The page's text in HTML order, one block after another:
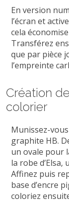
En version
l’écran et
cela
Transférez
que par pièce
l’empreinte
Création
colorier
Munissez-
graphite HB.
un ovale pour
la robe d’Elsa,
Affinez puis
base d’encre
coloriez